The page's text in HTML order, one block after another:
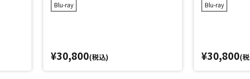
Blu-ray
¥30,800(税込)
Blu-ray
¥30,800(